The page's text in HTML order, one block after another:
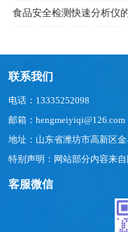
食品安全检测快速分析仪
联系我们
电话：13335252098
邮箱：hengmeiyiqi@126.com
地址：山东省潍坊市高新区
特别声明：网站部分内容来
客服微信